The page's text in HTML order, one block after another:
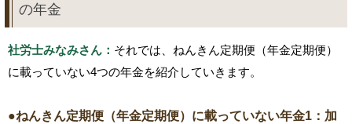
の年金
社労士みなみさん： それでは、ねんきん定期便（年金定期便）
に載っていない4つの年金を紹介していきます。
●ねんきん定期便（年金定期便）に載っていない年金1：加